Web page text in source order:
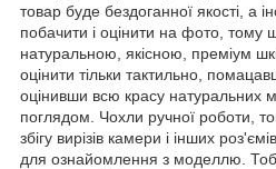
товар буде бездоганної якості, а
побачити і оцінити на фото, тому
натуральною, якісною, преміум
оцінити тільки тактильно,
оцінивши всю красу натуральних
поглядом. Чохли ручної роботи,
збігу вирізів камери і інших
для ознайомлення з моделлю.